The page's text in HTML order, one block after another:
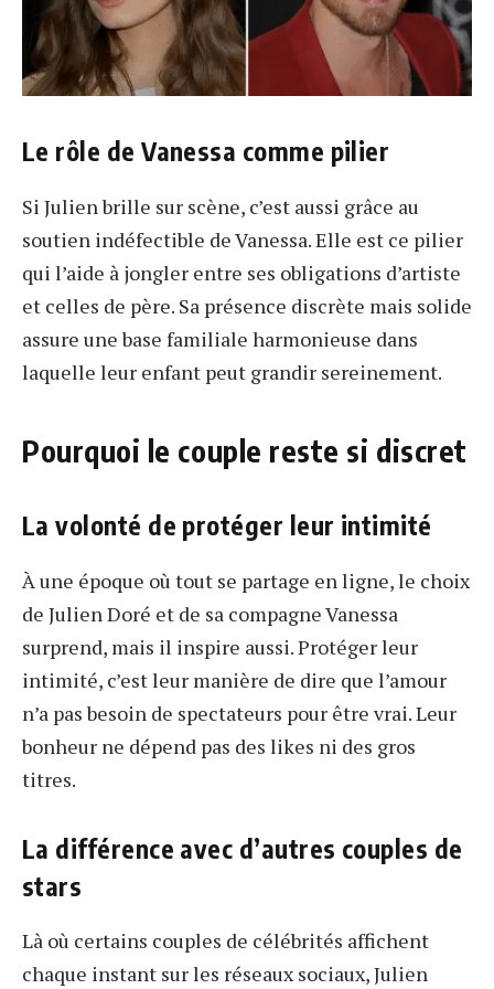
Le rôle de Vanessa comme pilier
Si Julien brille sur scène, c’est aussi grâce au
soutien indéfectible de Vanessa. Elle est ce pilier
qui l’aide à jongler entre ses obligations d’artiste
et celles de père. Sa présence discrète mais solide
assure une base familiale harmonieuse dans
laquelle leur enfant peut grandir sereinement.
Pourquoi le couple reste si discret
La volonté de protéger leur intimité
À une époque où tout se partage en ligne, le choix
de Julien Doré et de sa compagne Vanessa
surprend, mais il inspire aussi. Protéger leur
intimité, c’est leur manière de dire que l’amour
n’a pas besoin de spectateurs pour être vrai. Leur
bonheur ne dépend pas des likes ni des gros
titres.
La différence avec d’autres couples de
stars
Là où certains couples de célébrités affichent
chaque instant sur les réseaux sociaux, Julien